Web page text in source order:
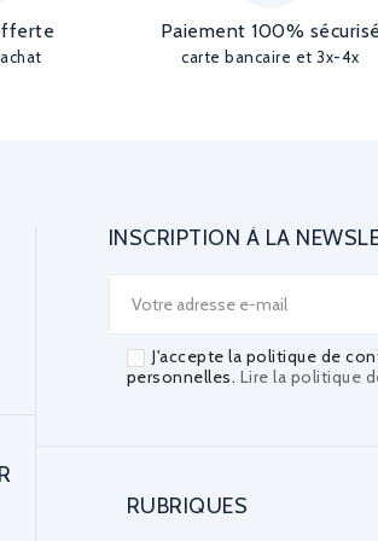
Paiement 100% sécurisé
carte bancaire et 3x-4x
INSCRIPTION À LA
J'accepte la politique de
personnelles. Lire la politique
RUBRIQUES